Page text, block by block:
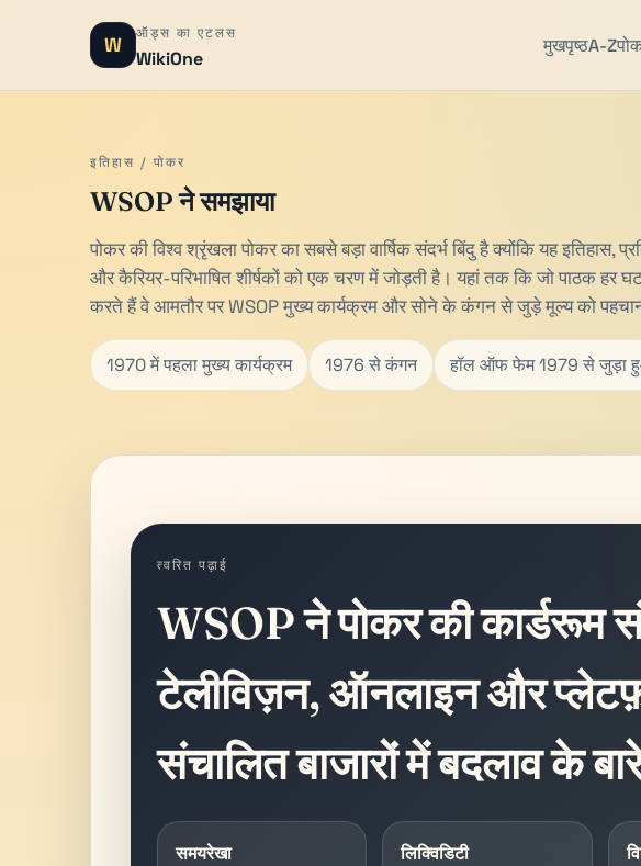
W ऑड्स का एटलस
WikiOne
मुखपृष्ठA-Z
इतिहास / पोकर
WSOP ने समझाया
पोकर की विश्व श्रृंखला पोकर का सबसे बड़ा वार्षिक संदर्भ बिंदु है क्योंकि यह इतिहास,
और कैरियर-परिभाषित शीर्षकों को एक चरण में जोड़ती है। यहां तक ​​कि जो पाठक हर
करते हैं वे आमतौर पर WSOP मुख्य कार्यक्रम और सोने के कंगन से जुड़े मूल्य को
1970 में पहला मुख्य कार्यक्रम 1976 से कंगन हॉल ऑफ फेम 1979 से जुड़ा
त्वरित पढ़ाई
WSOP ने पोकर की कार्डरूम
टेलीविज़न, ऑनलाइन और
संचालित बाजारों में बदलाव के
समयरेखा
लिक्विडिटी